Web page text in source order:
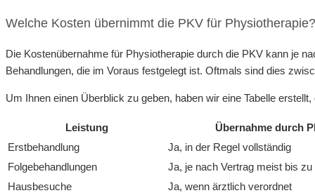
Welche Kosten übernimmt die PKV für Physiotherapie?
Die Kostenübernahme für Physiotherapie durch die PKV kann je
Behandlungen, die im Voraus festgelegt ist. Oftmals sind dies
Um Ihnen einen Überblick zu geben, haben wir eine Tabelle
Leistung
Übernahme durch
Erstbehandlung
Ja, in der Regel vollständig
Folgebehandlungen
Ja, je nach Vertrag meist bis
Hausbesuche
Ja, wenn ärztlich verordnet